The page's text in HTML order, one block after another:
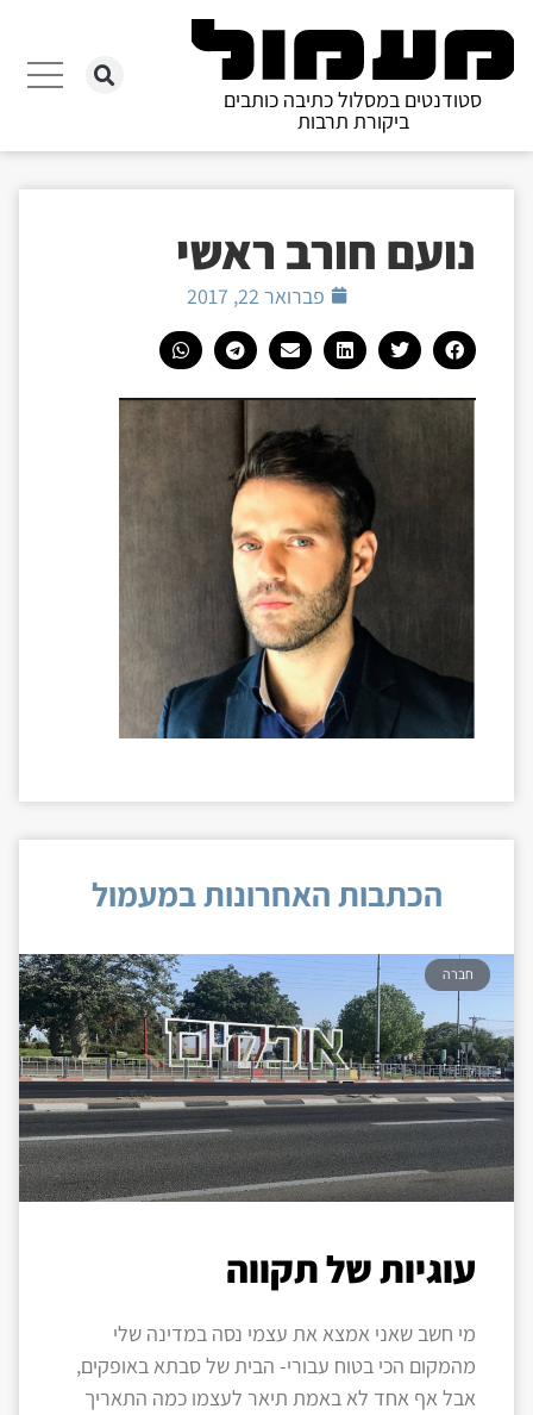
סטודנטים במסלול כתיבה כותבים
ביקורת תרבות
נועם חורב ראשי
פברואר 22, 2017
הכתבות האחרונות במעמול
חברה
עוגיות של תקווה
מי חשב שאני אמצא את עצמי נסה במדינה שלי
מהמקום הכי בטוח עבורי- הבית של סבתא באופקים,
אבל אף אחד לא באמת תיאר לעצמו כמה התאריך